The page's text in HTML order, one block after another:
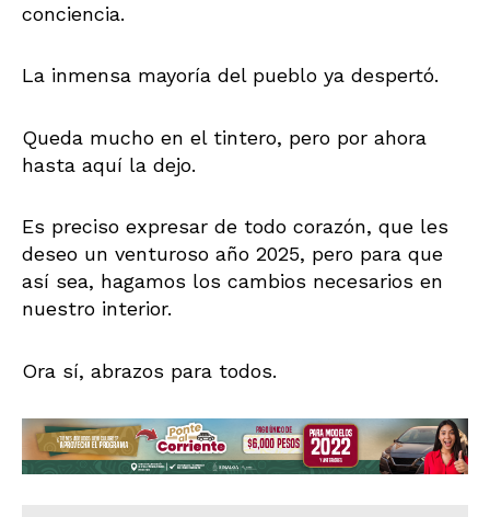
conciencia.
La inmensa mayoría del pueblo ya despertó.
Queda mucho en el tintero, pero por ahora
hasta aquí la dejo.
Es preciso expresar de todo corazón, que les
deseo un venturoso año 2025, pero para que
así sea, hagamos los cambios necesarios en
nuestro interior.
Ora sí, abrazos para todos.